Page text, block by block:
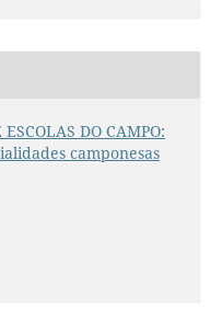
DO CAMPO:
camponesas